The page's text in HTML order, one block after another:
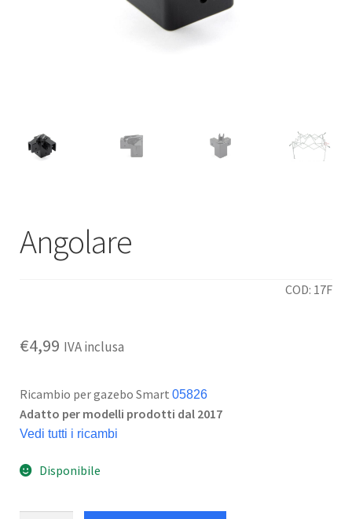
Angolare
COD: 17F
€4,99 IVA inclusa
Ricambio per gazebo Smart 05826
Adatto per modelli prodotti dal 2017
Vedi tutti i ricambi
Disponibile